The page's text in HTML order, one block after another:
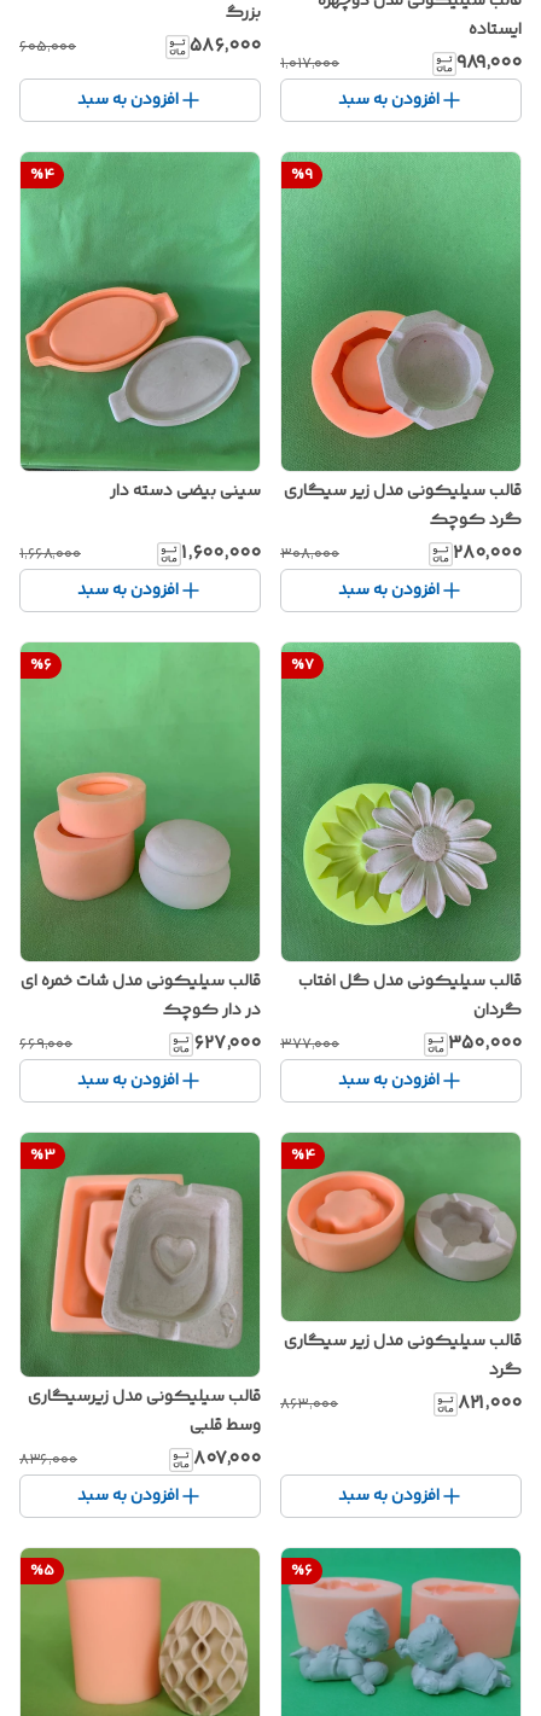
ایستاده
۹۸۹٬۰۰۰ ۱٬۰۱۷٬۰۰۰
افزودن به سبد
بزرگ
۵۸۶٬۰۰۰ ۶۰۵٬۰۰۰
افزودن به سبد
%9
قالب سیلیکونی مدل زیر سیگاری
گرد کوچک
۲۸۰٬۰۰۰ ۳۰۸٬۰۰۰
افزودن به سبد
%4
سینی بیضی دسته دار
۱٬۶۰۰٬۰۰۰ ۱٬۶۶۸٬۰۰۰
افزودن به سبد
%7
قالب سیلیکونی مدل گل افتاب
گردان
۳۵۰٬۰۰۰ ۳۷۷٬۰۰۰
افزودن به سبد
%6
قالب سیلیکونی مدل شات خمره ای
در دار کوچک
۶۲۷٬۰۰۰ ۶۶۹٬۰۰۰
افزودن به سبد
%4
قالب سیلیکونی مدل زیر سیگاری
گرد
۸۲۱٬۰۰۰ ۸۶۳٬۰۰۰
افزودن به سبد
%3
قالب سیلیکونی مدل زیرسیگاری
وسط قلبی
۸۰۷٬۰۰۰ ۸۳۶٬۰۰۰
افزودن به سبد
%6
%5